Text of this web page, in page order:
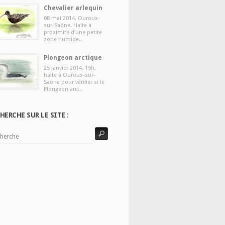
Chevalier arlequin
08 mai 2014, Ouroux-
sur-Saône. Halte à
proximité d’une petite
zone humide..
Plongeon arctique
25 janvier 2014. 15h,
halte à Ouroux-sur-
Saône pour vérifier si le
Plongeon arct..
SUR LE SITE :